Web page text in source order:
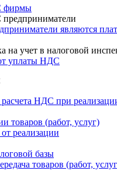
фирмы
являются
на учет в налоговой
уплаты НДС
НДС при
товаров (работ, услуг)
реализации
базы
товаров (работ,